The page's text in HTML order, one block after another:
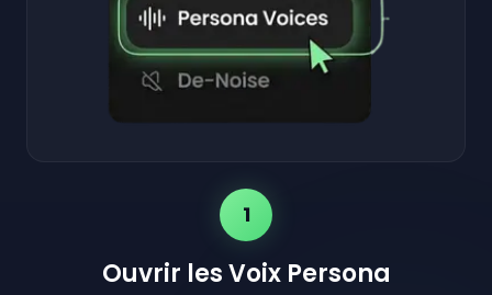
1
Ouvrir les Voix Persona